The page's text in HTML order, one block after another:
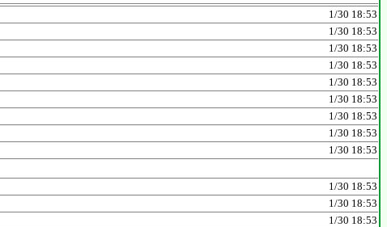
1/30 18:53
1/30 18:53
1/30 18:53
1/30 18:53
1/30 18:53
1/30 18:53
1/30 18:53
1/30 18:53
1/30 18:53
1/30 18:53
1/30 18:53
1/30 18:53